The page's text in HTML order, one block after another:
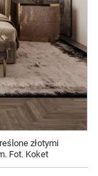
złotymi
Fot. Koket